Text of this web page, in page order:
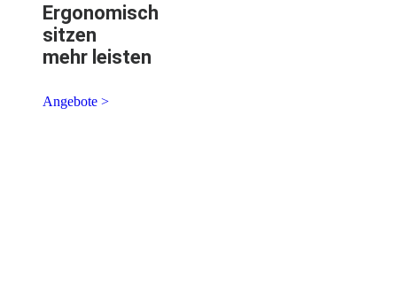
Ergonomisch
sitzen
mehr leisten
Angebote >